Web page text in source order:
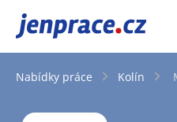
JenPráce.cz
Nabídky práce Kolín